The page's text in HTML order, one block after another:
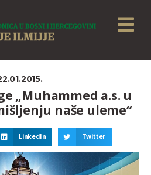
„Muhammed a.s. u
naše uleme“
LinkedIn Twitter